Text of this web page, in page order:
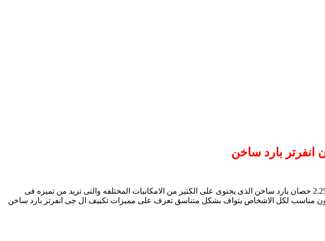
تخلص من درجات الحراره العاليه والبروده مع تكييف ال جى 2.25 حصان بارد ساخن الذى يحتوى على الكثير من الامكانيات المختلفه والتى تزيد من تميزه فى
يكون مناسب لكل الاشخاص يتواف بشكل متناسق تعرف على مميزات تكييف ال جى انفرتر بارد ساخن